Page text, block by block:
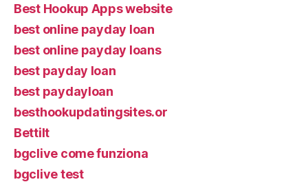
Best Hookup Apps website
best online payday loan
best online payday loans
best payday loan
best paydayloan
besthookupdatingsites.or
Bettilt
bgclive come funziona
bgclive test